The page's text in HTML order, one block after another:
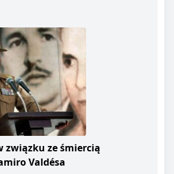
związku ze śmiercią
Valdésa